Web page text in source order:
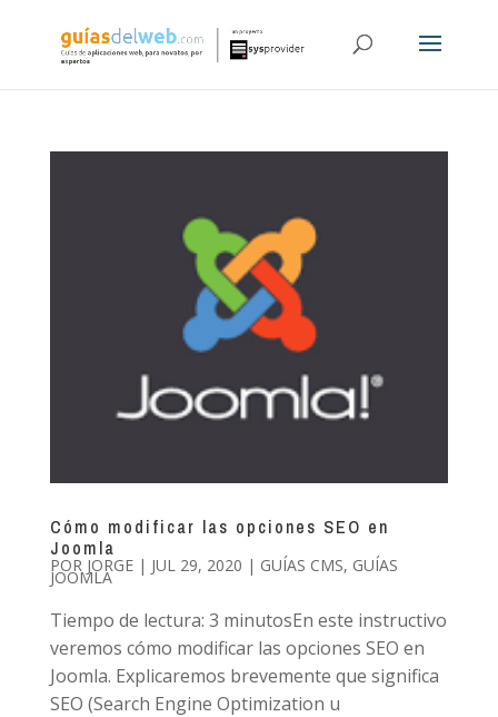
Cómo modificar las opciones SEO en
Joomla
POR JORGE| JUL 29, 2020 | GUÍAS CMS, GUÍAS
JOOMLA
Tiempo de lectura: 3 minutosEn este instructivo
veremos cómo modificar las opciones SEO en
Joomla. Explicaremos brevemente que significa
SEO (Search Engine Optimization u